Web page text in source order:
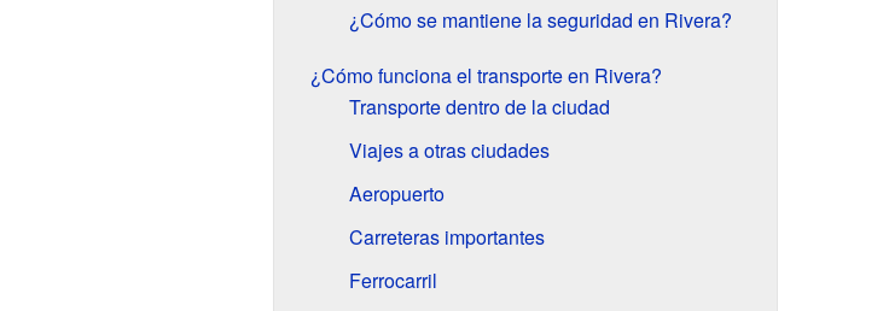
¿Cómo se mantiene la seguridad en Rivera?
¿Cómo funciona el transporte en Rivera?
Transporte dentro de la ciudad
Viajes a otras ciudades
Aeropuerto
Carreteras importantes
Ferrocarril